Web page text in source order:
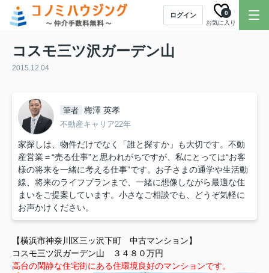
ログイン
お気に入り
0
コスモ三ツ沢ガーデン山
2015.12.04
筆者 梅澤 英孝
不動産キャリア22年
家探しは、物件だけでなく「誰と探すか」も大切です。不動
産営業＝“売る仕事”と思われがちですが、私にとっては“お客
様の将来を一緒に考える仕事”です。お子さまの通学や生活動
線、将来のライフプランまで、一緒に想像しながら最適な住
まいをご提案しています。小さなご相談でも、どうぞ気軽に
お声かけください。
【横浜市神奈川区三ッ沢下町 中古マンション】
コスモ三ツ沢ガーデン山 ３４８０万円
高台の閑静な住宅街にある住環境良好のマンションです。